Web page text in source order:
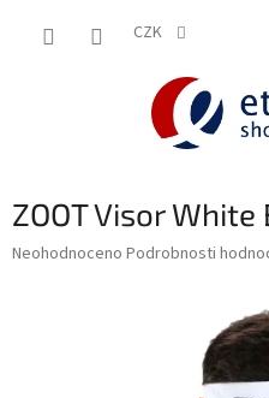
CZK
ZOOT Visor White
Průměrné
Neohodnoceno Podrobnosti
shop.etriatlon.cz - Chat